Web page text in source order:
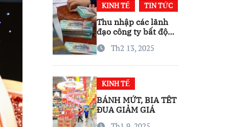
KINH TẾ TIN TỨC
Thu nhập các lãnh
đạo công ty bất động
Th2 13, 2025
KINH TẾ
BÁNH MỨT, BIA TẾT
ĐUA GIẢM GIÁ